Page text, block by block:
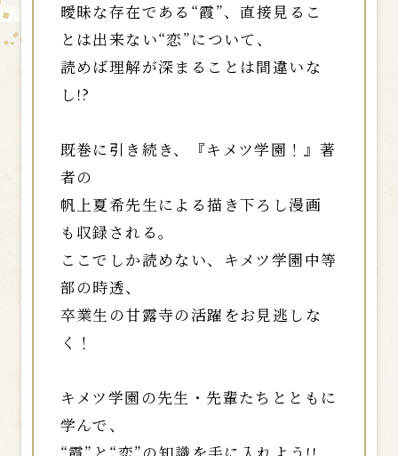
曖昧な存在である“霞”、直接見るこ
とは出来ない“恋”について、
読めば理解が深まることは間違いな
し!?
既巻に引き続き、『キメツ学園！』著
者の
帆上夏希先生による描き下ろし漫画
も収録される。
ここでしか読めない、キメツ学園中等
部の時透、
卒業生の甘露寺の活躍をお見逃しな
く！
キメツ学園の先生・先輩たちとともに
学んで、